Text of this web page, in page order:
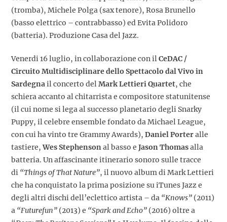
(tromba), Michele Polga (sax tenore), Rosa Brunello
(basso elettrico – contrabbasso) ed Evita Polidoro
(batteria). Produzione Casa del Jazz.
Venerdi 16 luglio, in collaborazione con ilCeDAC /
Circuito Multidisciplinare dello Spettacolo dal Vivo in
Sardegnail concerto delMark Lettieri Quartet, che
schiera accanto al chitarrista e compositore statunitense
(il cui nome si lega al successo planetario degli Snarky
Puppy, il celebre ensemble fondato da Michael League,
con cui ha vinto tre Grammy Awards), Daniel Porteralle
tastiere,Wes Stephensonal basso e Jason Thomasalla
batteria. Un affascinante itinerario sonoro sulle tracce
di “Things of That Nature”, il nuovo album di Mark Lettieri
che ha conquistato la prima posizione su iTunes Jazz e
degli altri dischi dell’eclettico artista – da “Knows” (2011)
a “Futurefun” (2013) e “Spark and Echo” (2016) oltre a